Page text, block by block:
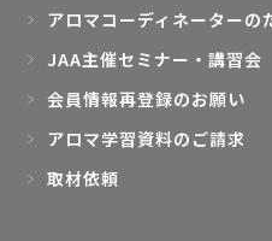
アロマコーディネーターの
JAA主催セミナー・講習会
会員情報再登録のお願い
アロマ学習資料のご請求
取材依頼